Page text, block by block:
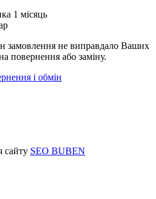
1 місяць
замовлення не виправдало Ваших
повернення або заміну.
і обмін
сайту SEO BUBEN